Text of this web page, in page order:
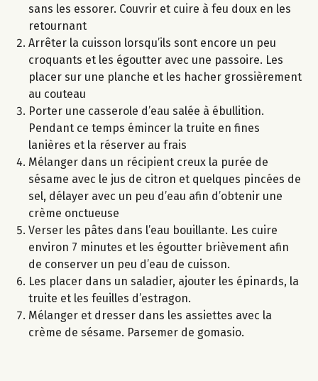
sans les essorer. Couvrir et cuire à feu doux en les
retournant
Arrêter la cuisson lorsqu’ils sont encore un peu
croquants et les égoutter avec une passoire. Les
placer sur une planche et les hacher grossièrement
au couteau
Porter une casserole d’eau salée à ébullition.
Pendant ce temps émincer la truite en fines
lanières et la réserver au frais
Mélanger dans un récipient creux la purée de
sésame avec le jus de citron et quelques pincées de
sel, délayer avec un peu d’eau afin d’obtenir une
crème onctueuse
Verser les pâtes dans l’eau bouillante. Les cuire
environ 7 minutes et les égoutter brièvement afin
de conserver un peu d’eau de cuisson.
Les placer dans un saladier, ajouter les épinards, la
truite et les feuilles d’estragon.
Mélanger et dresser dans les assiettes avec la
crème de sésame. Parsemer de gomasio.